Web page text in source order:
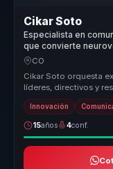
Cikar Soto
Especialista en
que convierte
para equipos
CO
Cikar Soto orquesta
líderes, directivos y
estructuras des...
Innovación
15años 4conf.